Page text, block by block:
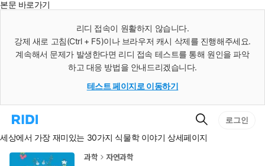
본문 바로가기
리디 접속이 원활하지 않습니다.
강제 새로 고침(Ctrl + F5)이나 브라우저 캐시 삭제를 진행해주세요.
계속해서 문제가 발생한다면 리디 접속 테스트를 통해 원인을 파악
하고 대응 방법을 안내드리겠습니다.
테스트 페이지로 이동하기
리
홈
로
검
색
로그인
세상에서 가장 재미있는 30가지 식물학 이야기 상세페이지
과학 자연과학